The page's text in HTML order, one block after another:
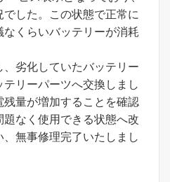
した。この状態で正常に
くらいバッテリーが消耗
劣化していたバッテリー
リーパーツへ交換しまし
量が増加することを確認
なく使用できる状態へ改
無事修理完了いたしまし